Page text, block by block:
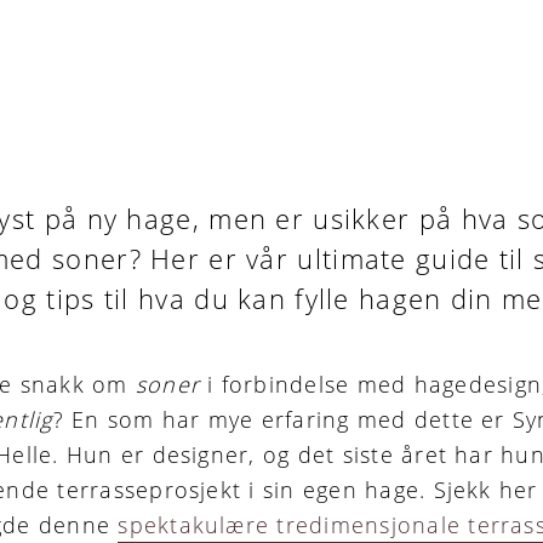
på ny hage, men er usikker på hva
soner? Her er vår ultimate guide til
tips til hva du kan fylle hagen din
snakk om soner i forbindelse med
? En som har mye erfaring med dette er
Hun er designer, og det siste året har
terrasseprosjekt i sin egen hage. Sjekk
dennespektakulære tredimensjonale